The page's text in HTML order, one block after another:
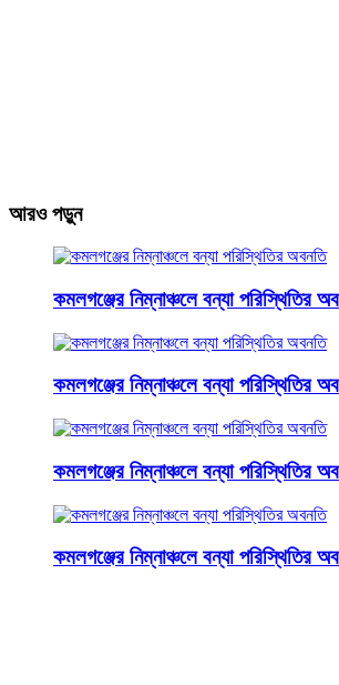
আরও পড়ুন
কমলগঞ্জের নিম্নাঞ্চলে বন্যা পরিস্থিতির
কমলগঞ্জের নিম্নাঞ্চলে বন্যা পরিস্থিতির
কমলগঞ্জের নিম্নাঞ্চলে বন্যা পরিস্থিতির
কমলগঞ্জের নিম্নাঞ্চলে বন্যা পরিস্থিতির